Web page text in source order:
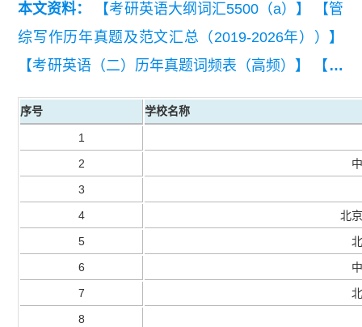
本文资料： 【考研英语大纲词汇5500（a）】
【管
综写作历年真题及范文汇总（2019-2026年））】
【考研英语（二）历年真题词频表（高频）】
【连
续12年考研408计算机科学专业基础真题汇总2011
年-2022年】 【考研择校备考经验书-考研问题+招
生报录比+专业信息+备考资讯等52项疑问解答】
序号 学校名称
1
2
3
4
北
5
6
7
8